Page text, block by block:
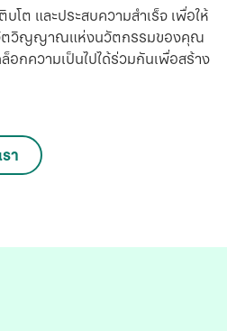
โต และประสบความสําเร็จ เพื่อให้
จิตวิญญาณแห่งนวัตกรรมของคุณ
ล็อกความเป็นไปได้ร่วมกันเพื่อสร้าง
า